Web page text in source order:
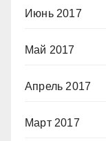
Июнь 2017
Май 2017
Апрель 2017
Март 2017